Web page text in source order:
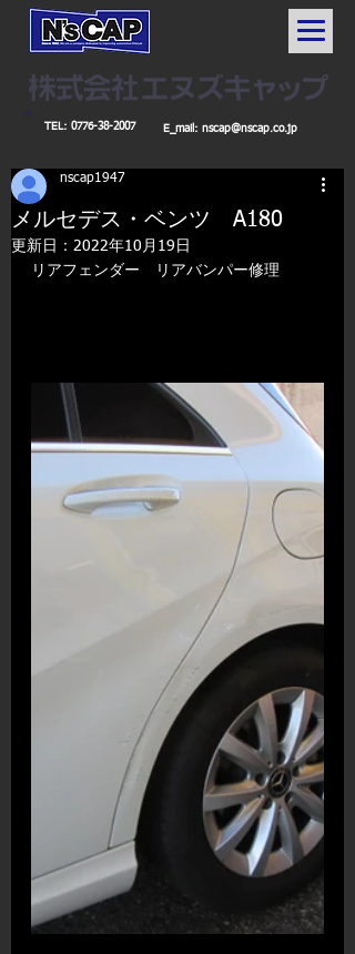
TEL: 0776-38-2007 E_mail: nscap@nscap.co.jp
メルセデス・ベンツ A180
nscap1947
更新日： 2022年10月19日
リアフェンダー　リアバンパー修理